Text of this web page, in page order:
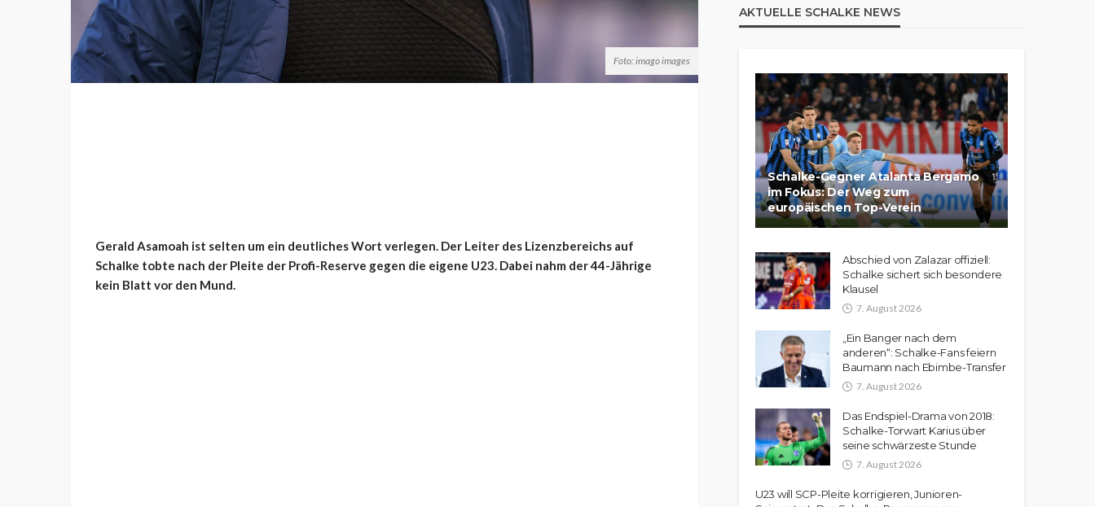
Foto: imago images
Gerald Asamoah ist selten um ein deutliches Wort verlegen. Der Leiter des Lizenzbereichs auf
Schalke tobte nach der Pleite der Profi-Reserve gegen die eigene U23. Dabei nahm der 44-Jährige
kein Blatt vor den Mund.
AKTUELLE SCHALKE NEWS
Schalke-Gegner Atalanta Bergamo
im Fokus: Der Weg zum
europäischen Top-Verein
Abschied von Zalazar offiziell:
Schalke sichert sich besondere
Klausel
7. August 2026
„Ein Banger nach dem
anderen“: Schalke-Fans feiern
Baumann nach Ebimbe-Transfer
7. August 2026
Das Endspiel-Drama von 2018:
Schalke-Torwart Karius über
seine schwärzeste Stunde
7. August 2026
U23 will SCP-Pleite korrigieren, Junioren-